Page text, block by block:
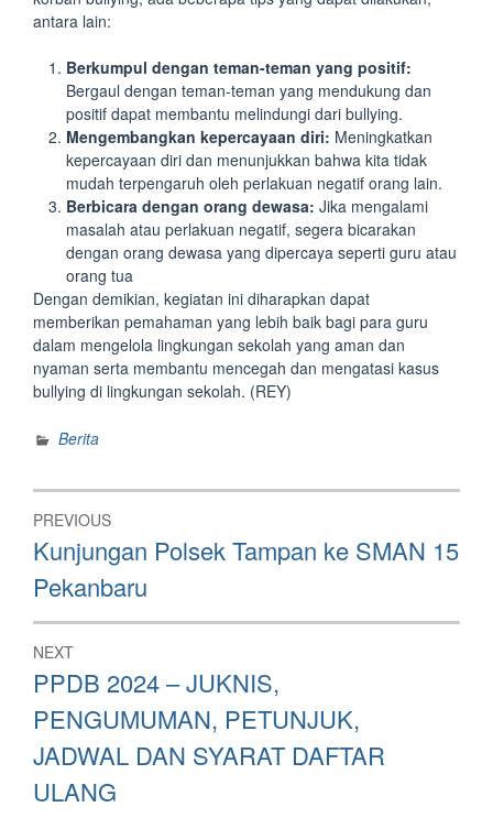
antara lain:
Berkumpul dengan teman-teman yang positif:
Bergaul dengan teman-teman yang mendukung dan
positif dapat membantu melindungi dari bullying.
Mengembangkan kepercayaan diri: Meningkatkan
kepercayaan diri dan menunjukkan bahwa kita tidak
mudah terpengaruh oleh perlakuan negatif orang lain.
Berbicara dengan orang dewasa: Jika mengalami
masalah atau perlakuan negatif, segera bicarakan
dengan orang dewasa yang dipercaya seperti guru atau
orang tua
Dengan demikian, kegiatan ini diharapkan dapat
memberikan pemahaman yang lebih baik bagi para guru
dalam mengelola lingkungan sekolah yang aman dan
nyaman serta membantu mencegah dan mengatasi kasus
bullying di lingkungan sekolah. (REY)
Berita
Post
navigation
PREVIOUS
Previous
post:
Kunjungan Polsek Tampan ke SMAN 15
Pekanbaru
NEXT
Next
post:
PPDB 2024 – JUKNIS,
PENGUMUMAN, PETUNJUK,
JADWAL DAN SYARAT DAFTAR
ULANG